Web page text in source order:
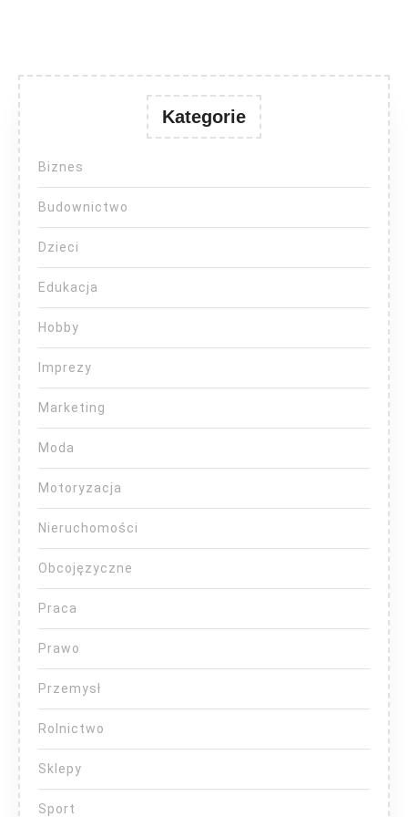
Kategorie
Biznes
Budownictwo
Dzieci
Edukacja
Hobby
Imprezy
Marketing
Moda
Motoryzacja
Nieruchomości
Obcojęzyczne
Praca
Prawo
Przemysł
Rolnictwo
Sklepy
Sport